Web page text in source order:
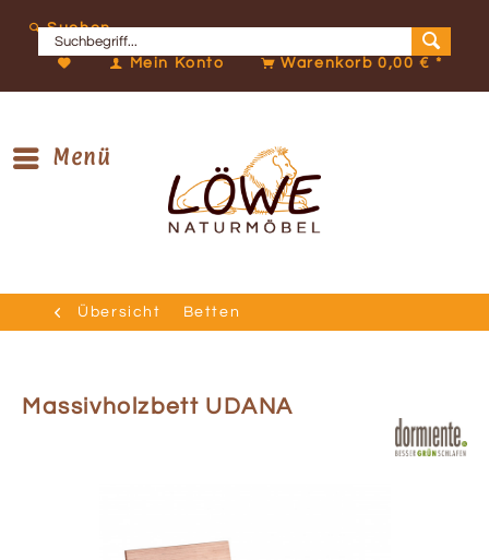
Suchen
Mein Konto Warenkorb0,00 € *
Menü
Übersicht Betten
Massivholzbett UDANA